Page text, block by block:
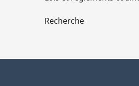
Recherche